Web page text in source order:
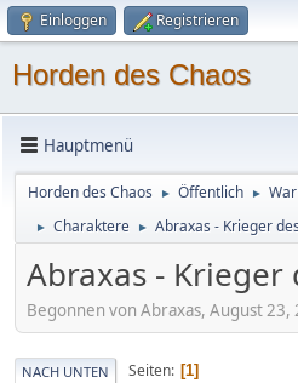
Einloggen Registrieren
Horden des Chaos
Hauptmenü
Horden des Chaos ► Öffentlich ►
► Charaktere ► Abraxas - Krieger
Abraxas - Krieger
Begonnen von Abraxas, August 23,
NACH UNTEN Seiten 1